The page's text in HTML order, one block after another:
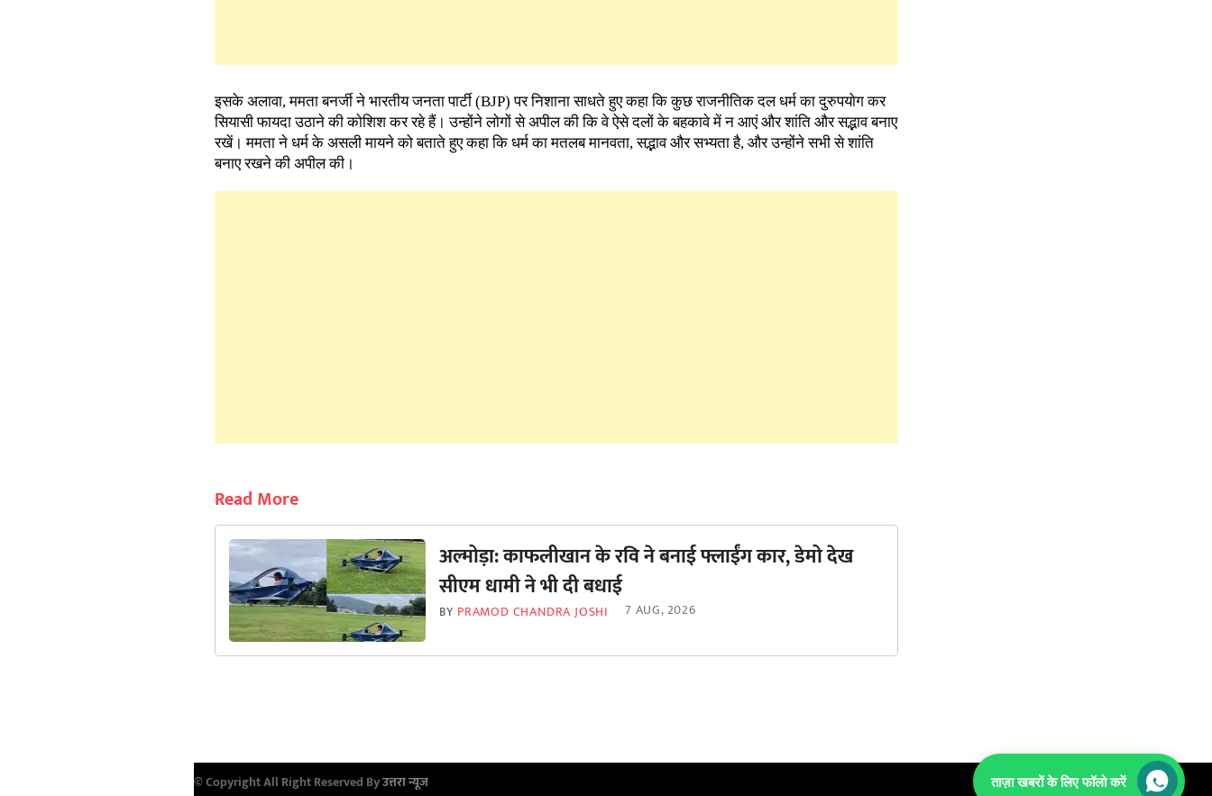
इसके अलावा, ममता बनर्जी ने भारतीय जनता पार्टी (BJP) पर निशाना साधते हुए कहा कि कुछ राजनीतिक दल धर्म का दुरुपयोग कर
सियासी फायदा उठाने की कोशिश कर रहे हैं। उन्होंने लोगों से अपील की कि वे ऐसे दलों के बहकावे में न आएं और शांति और सद्भाव बनाए
रखें। ममता ने धर्म के असली मायने को बताते हुए कहा कि धर्म का मतलब मानवता, सद्भाव और सभ्यता है, और उन्होंने सभी से शांति
बनाए रखने की अपील की।
Read More
अल्मोड़ा: काफलीखान के रवि ने बनाई फ्लाईंग कार, डेमो देख
सीएम धामी ने भी दी बधाई
BY PRAMOD CHANDRA JOSHI 7 AUG, 2026
© Copyright All Right Reserved Byउत्तरा न्यूज TOP
ताज़ा खबरों के लिए फॉलो करें